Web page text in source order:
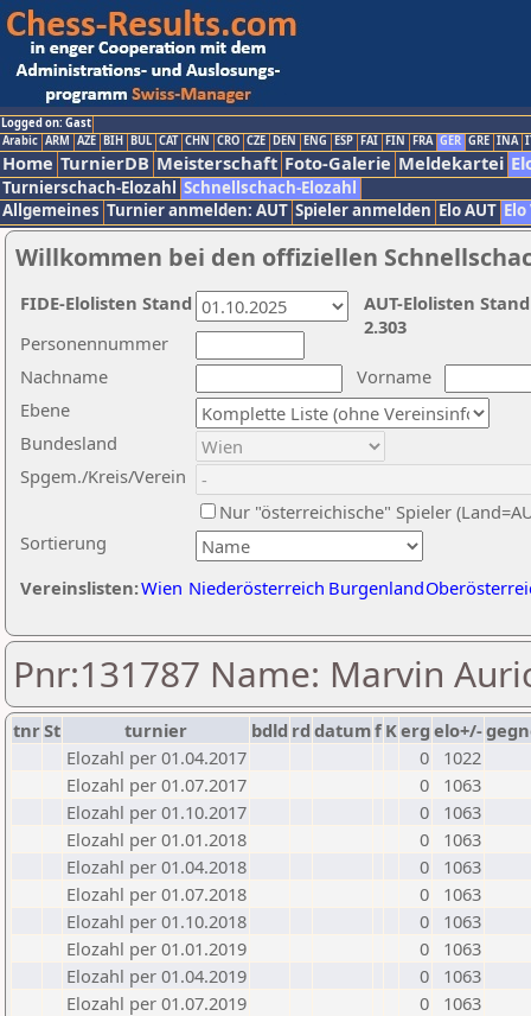
Logged on: Gast
Arabic ARM AZE BIH BUL CAT CHN CRO CZE DEN ENG ESP FAI FIN FRA GER GRE INA
Home TurnierDB Meisterschaft Foto-Galerie Meldekartei
Turnierschach-Elozahl Schnellschach-Elozahl
Allgemeines Turnier anmelden: AUT Spieler anmelden Elo AUT
Willkommen bei den offiziellen
Nachname
Vorname
Ebene
Sortierung
Personennummer
Bundesland
Spgem./Kreis/Verein
Nur "österreichische" Spieler
Vereinslisten:Wien Niederösterreich Burgenland
AUT-Elolisten
2.303
FIDE-Elolisten Stand
Pnr:131787 Name: Marvin
tnrSt turnier bdld rd datumf Kerg elo+/-
Elozahl per 01.04.2017
0
1022
Elozahl per 01.07.2017
0
1063
Elozahl per 01.10.2017
0
1063
Elozahl per 01.01.2018
0
1063
Elozahl per 01.04.2018
0
1063
Elozahl per 01.07.2018
0
1063
Elozahl per 01.10.2018
0
1063
Elozahl per 01.01.2019
0
1063
Elozahl per 01.04.2019
0
1063
Elozahl per 01.07.2019
0
1063